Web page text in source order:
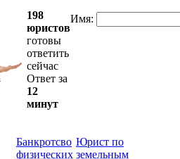
198
юристов
готовы
ответить
сейчас
Ответ за
12
минут
Имя:
Банкротсво
физических
Юрист по
земельным